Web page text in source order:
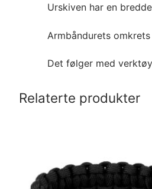
Urskiven har en
Armbåndurets
Det følger med
Relaterte produkter